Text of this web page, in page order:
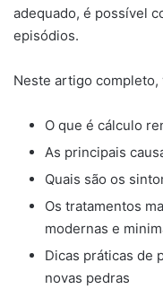
adequado, é possível
episódios.
Neste artigo
O que é cálculo
As principais
Quais são os
Os tratamentos
modernas e
Dicas práticas de
novas pedras